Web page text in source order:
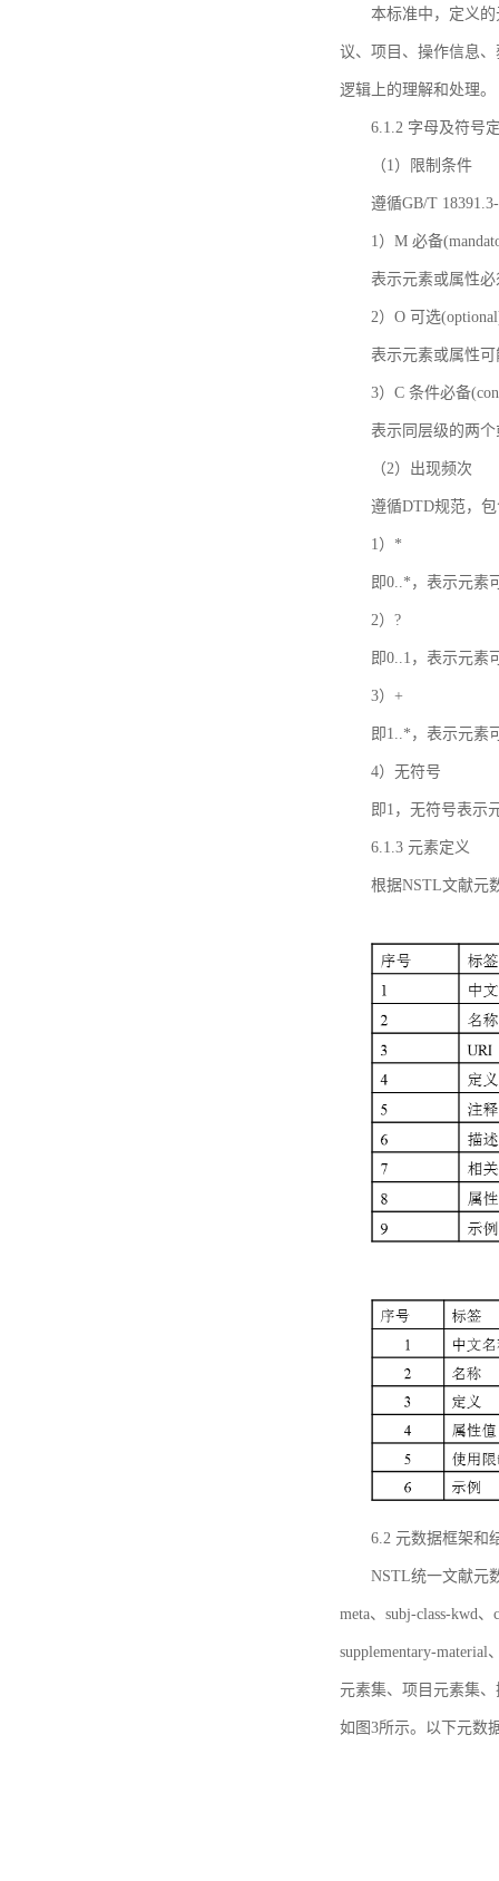
本标准中，定义
议、项目、操作信息
逻辑上的理解和处理。
6.1.2 字母及符号
（1）限制条件
遵循GB/T
1）M 必备
表示元素或属性
2）O 可选
表示元素或属性
3）C 条件必备
表示同层级的两
（2）出现频次
遵循DTD规范，
1）*
即0..*，表示元素
2）?
即0..1，表示元素
3）+
即1..*，表示元素
4）无符号
即1，无符号表示
6.1.3 元素定义
根据NSTL文献元
6.2 元数据框架和
NSTL统一文献元
meta、subj-class-kwd
supplementary-
元素集、项目元素集
如图3所示。以下元数